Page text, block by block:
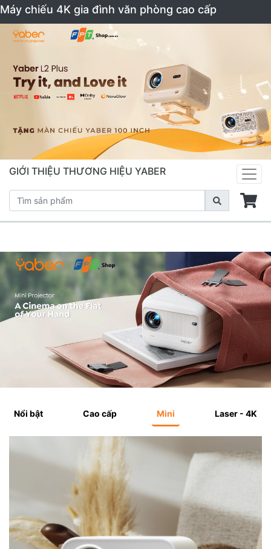
Máy chiếu 4K gia đình văn phòng cao cấp
GIỚI THIỆU THƯƠNG HIỆU YABER
Nổi bật Cao cấp Mini Laser - 4K